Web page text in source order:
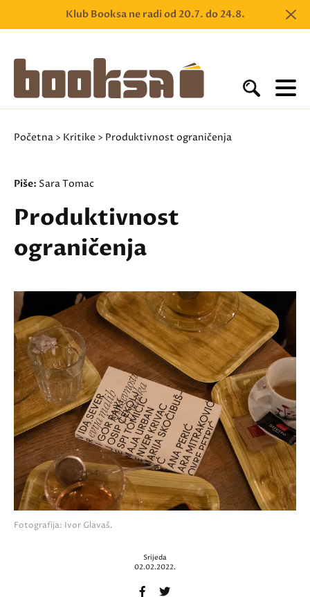
Klub Booksa ne radi od 20.7. do 24.8.
Početna > Kritike > Produktivnost ograničenja
Piše: Sara Tomac
Produktivnost
ograničenja
Fotografija: Ivor Glavaš.
Srijeda
02.02.2022.